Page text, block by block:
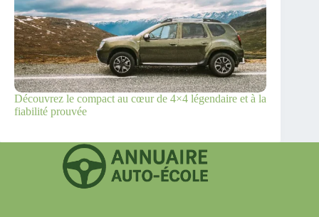
Découvrez le compact au cœur de 4×4 légendaire et à la
fiabilité prouvée